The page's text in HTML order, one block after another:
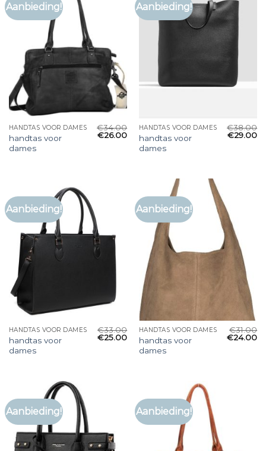
Aanbieding!
HANDTAS VOOR DAMES
handtas voor
dames
€34.00
€26.00
Aanbieding!
HANDTAS VOOR DAMES
handtas voor
dames
€38.00
€29.00
Aanbieding!
HANDTAS VOOR DAMES
handtas voor
dames
€33.00
€25.00
Aanbieding!
HANDTAS VOOR DAMES
handtas voor
dames
€31.00
€24.00
Aanbieding! Aanbieding!